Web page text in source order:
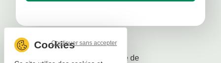
Politique de
Continuer sans accepter